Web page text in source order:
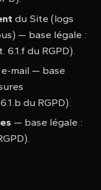
du Site (logs
— base légale :
du RGPD).
mail — base
du RGPD).
— base légale :